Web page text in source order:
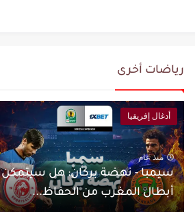
رياضات أخرى
أدغال إفريقيا
منذ عام
سيمبا - نهضة بركان: هل سيتمكن
أبطال المغرب من الحفاظ...